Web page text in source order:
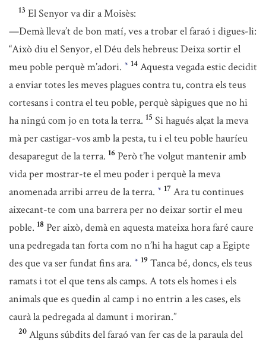
13 El Senyor va dir a Moisès:
—Demà lleva’t de bon matí, ves a trobar el faraó i digues-li:
“Això diu el Senyor, el Déu dels hebreus: Deixa sortir el
meu poble perquè m’adori. * 14 Aquesta vegada estic decidit
a enviar totes les meves plagues contra tu, contra els teus
cortesans i contra el teu poble, perquè sàpigues que no hi
ha ningú com jo en tota la terra. 15 Si hagués alçat la meva
mà per castigar-vos amb la pesta, tu i el teu poble hauríeu
desaparegut de la terra. 16 Però t’he volgut mantenir amb
vida per mostrar-te el meu poder i perquè la meva
anomenada arribi arreu de la terra. * 17 Ara tu continues
aixecant-te com una barrera per no deixar sortir el meu
poble. 18 Per això, demà en aquesta mateixa hora faré caure
una pedregada tan forta com no n’hi ha hagut cap a Egipte
des que va ser fundat fins ara. * 19 Tanca bé, doncs, els teus
ramats i tot el que tens als camps. A tots els homes i els
animals que es quedin al camp i no entrin a les cases, els
caurà la pedregada al damunt i moriran.”
20 Alguns súbdits del faraó van fer cas de la paraula del